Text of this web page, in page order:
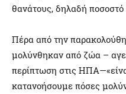
θανάτους, δηλαδή ποσοστό
Πέρα από την
μολύνθηκαν από ζώα –
περίπτωση στις
κατανοήσουμε πόσες